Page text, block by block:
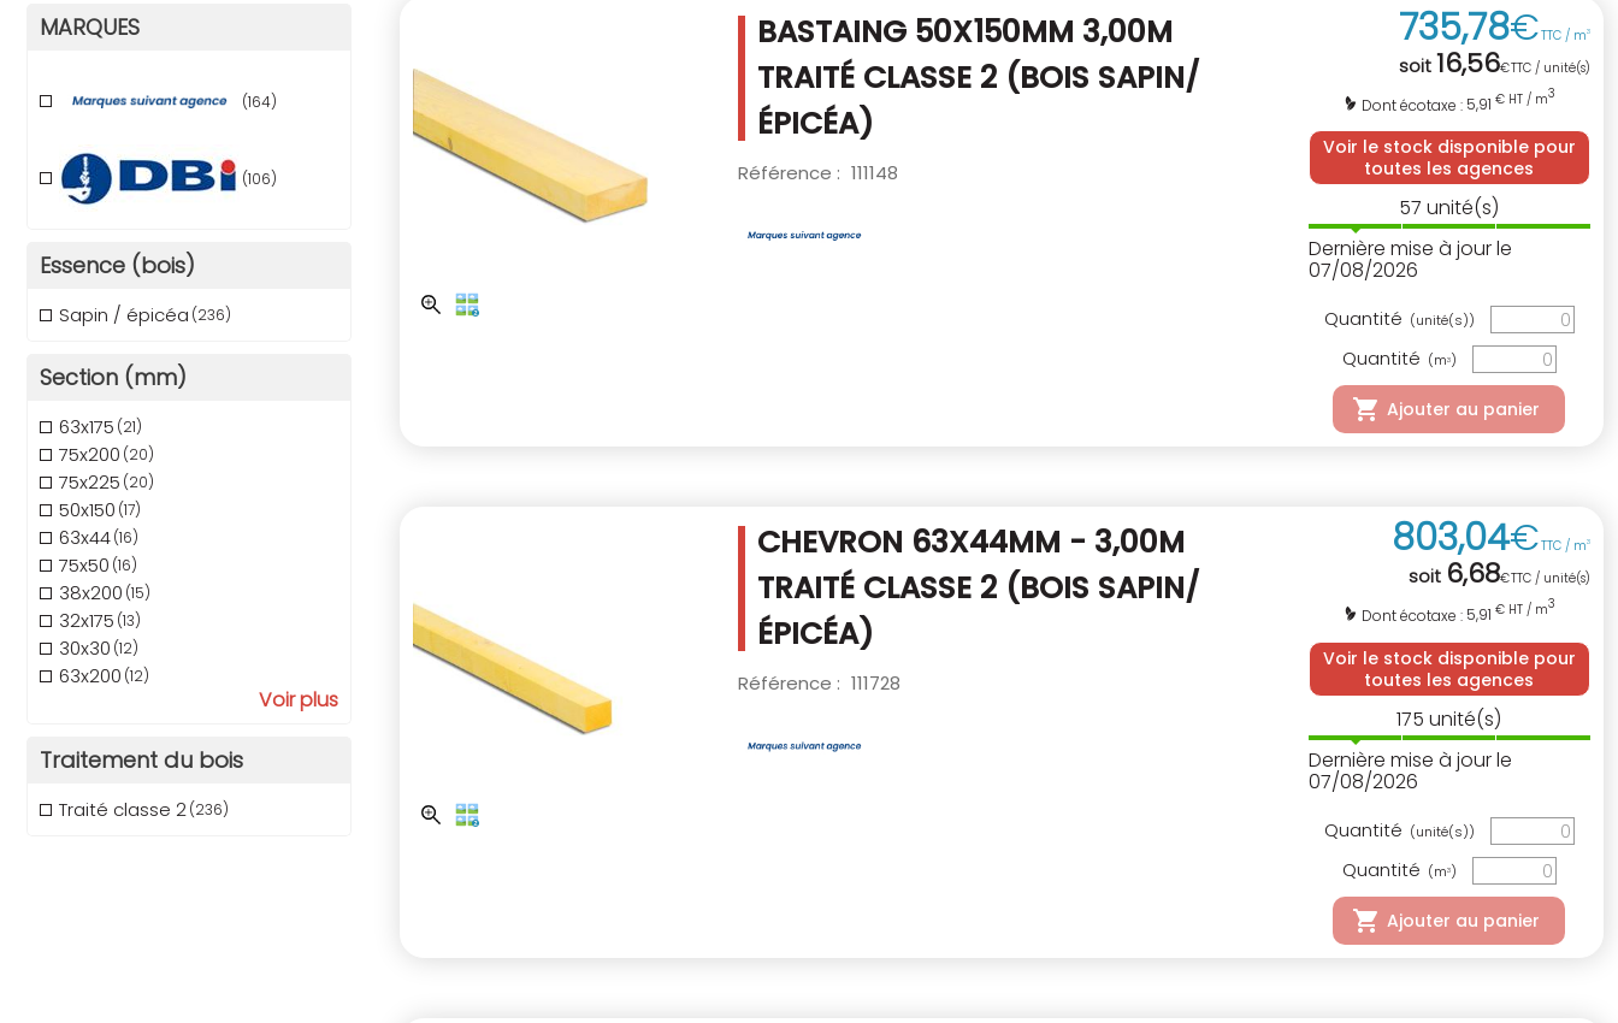
MARQUES
(164)
(106)
Essence (bois)
Sapin / épicéa (236)
Section (mm)
63x175 (21)
75x200 (20)
75x225 (20)
50x150 (17)
63x44(16)
75x50 (16)
38x200 (15)
32x175 (13)
30x30 (12)
63x200 (12)
Voir plus
Traitement du bois
Traité classe 2(236)
BASTAING 50X150MM 3,00M
TRAITÉ CLASSE 2 (BOIS SAPIN/
ÉPICÉA)
Référence : 111148
735,78€TTC / m3
soit16,56€TTC / unité(s)
Dont écotaxe : 5,91 € HT / m3
Voir le stock disponible pour
toutes les agences
57 unité(s)
Dernière mise à jour le
07/08/2026
Quantité (unité(s))
Quantité (m3)
Ajouter au panier
CHEVRON 63X44MM - 3,00M
TRAITÉ CLASSE 2 (BOIS SAPIN/
ÉPICÉA)
Référence : 111728
803,04€TTC / m3
soit 6,68€TTC / unité(s)
Dont écotaxe : 5,91 € HT / m3
Voir le stock disponible pour
toutes les agences
175 unité(s)
Dernière mise à jour le
07/08/2026
Quantité (unité(s))
Quantité (m3)
Ajouter au panier